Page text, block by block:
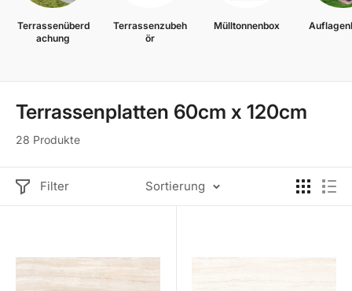
Terrassenüberd
achung
Terrassenzubeh
ör
Mülltonnenbox
Terrassenplatten 60cm x 120cm
28 Produkte
Filter Sortierung